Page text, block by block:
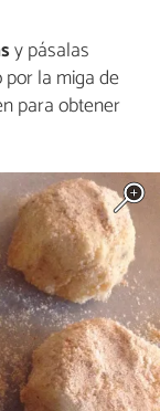
y pásalas
la miga de
para obtener